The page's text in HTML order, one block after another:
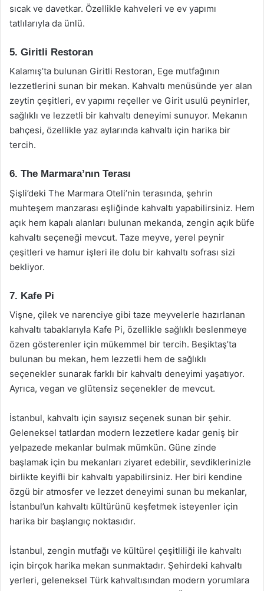
sıcak ve davetkar. Özellikle kahveleri ve ev yapımı
tatlılarıyla da ünlü.
5. Giritli Restoran
Kalamış’ta bulunan Giritli Restoran, Ege mutfağının
lezzetlerini sunan bir mekan. Kahvaltı menüsünde yer alan
zeytin çeşitleri, ev yapımı reçeller ve Girit usulü peynirler,
sağlıklı ve lezzetli bir kahvaltı deneyimi sunuyor. Mekanın
bahçesi, özellikle yaz aylarında kahvaltı için harika bir
tercih.
6. The Marmara’nın Terası
Şişli’deki The Marmara Oteli’nin terasında, şehrin
muhteşem manzarası eşliğinde kahvaltı yapabilirsiniz. Hem
açık hem kapalı alanları bulunan mekanda, zengin açık büfe
kahvaltı seçeneği mevcut. Taze meyve, yerel peynir
çeşitleri ve hamur işleri ile dolu bir kahvaltı sofrası sizi
bekliyor.
7. Kafe Pi
Vişne, çilek ve narenciye gibi taze meyvelerle hazırlanan
kahvaltı tabaklarıyla Kafe Pi, özellikle sağlıklı beslenmeye
özen gösterenler için mükemmel bir tercih. Beşiktaş’ta
bulunan bu mekan, hem lezzetli hem de sağlıklı
seçenekler sunarak farklı bir kahvaltı deneyimi yaşatıyor.
Ayrıca, vegan ve glütensiz seçenekler de mevcut.
İstanbul, kahvaltı için sayısız seçenek sunan bir şehir.
Geleneksel tatlardan modern lezzetlere kadar geniş bir
yelpazede mekanlar bulmak mümkün. Güne zinde
başlamak için bu mekanları ziyaret edebilir, sevdiklerinizle
birlikte keyifli bir kahvaltı yapabilirsiniz. Her biri kendine
özgü bir atmosfer ve lezzet deneyimi sunan bu mekanlar,
İstanbul’un kahvaltı kültürünü keşfetmek isteyenler için
harika bir başlangıç noktasıdır.
İstanbul, zengin mutfağı ve kültürel çeşitliliği ile kahvaltı
için birçok harika mekan sunmaktadır. Şehirdeki kahvaltı
yerleri, geleneksel Türk kahvaltısından modern yorumlara